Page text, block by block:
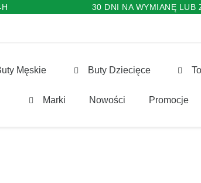
30 DNI NA WYMIANĘ LUB
Męskie Buty Dziecięce
Marki Nowości Promocje